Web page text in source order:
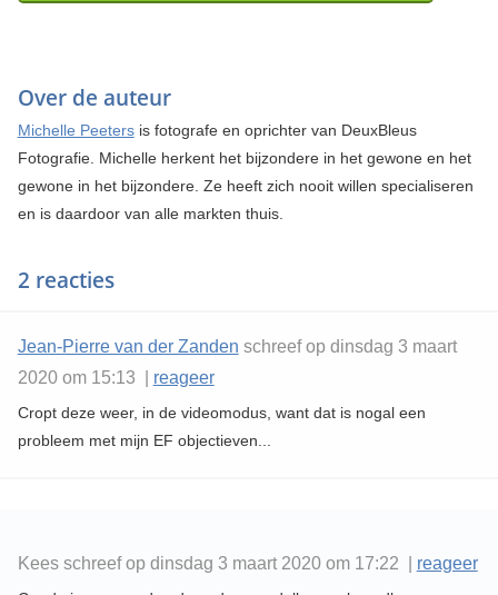
Over de auteur
Michelle Peetersis fotografe en oprichter van DeuxBleus
Fotografie. Michelle herkent het bijzondere in het gewone en het
gewone in het bijzondere. Ze heeft zich nooit willen specialiseren
en is daardoor van alle markten thuis.
2 reacties
Jean-Pierre van der Zanden schreef op dinsdag 3 maart
2020 om 15:13 | reageer
Cropt deze weer, in de videomodus, want dat is nogal een
probleem met mijn EF objectieven...
Kees schreef op dinsdag 3 maart 2020 om 17:22 | reageer